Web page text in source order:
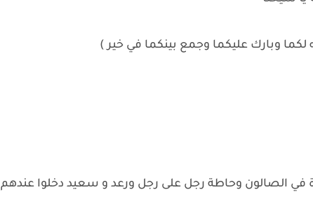
وبارك عليكما وجمع بينكما في خير )
الصالون وحاطة رجل على رجل ورعد و سعيد دخلوا عندهم